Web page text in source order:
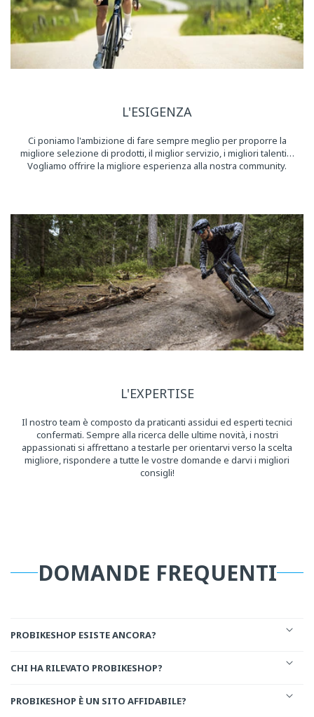
L'ESIGENZA
Ci poniamo l'ambizione di fare sempre meglio per proporre la
migliore selezione di prodotti, il miglior servizio, i migliori talenti…
Vogliamo offrire la migliore esperienza alla nostra community.
L'EXPERTISE
Il nostro team è composto da praticanti assidui ed esperti tecnici
confermati. Sempre alla ricerca delle ultime novità, i nostri
appassionati si affrettano a testarle per orientarvi verso la scelta
migliore, rispondere a tutte le vostre domande e darvi i migliori
consigli!
DOMANDE FREQUENTI
PROBIKESHOP ESISTE ANCORA?
CHI HA RILEVATO PROBIKESHOP?
PROBIKESHOP È UN SITO AFFIDABILE?